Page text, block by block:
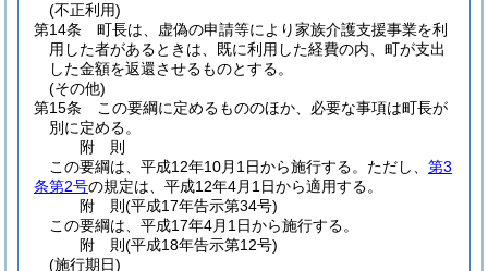
(不正利用)
第14条
町長は、虚偽の申請等により家族介護支援事業を利
用した者があるときは、既に利用した経費の内、町が支出
した金額を返還させるものとする。
(その他)
第15条
この要綱に定めるもののほか、必要な事項は町長が
別に定める。
附 則
この要綱は、平成12年10月1日から施行する。 ただし、 第3
条第2号の規定は、平成12年4月1日から適用する。
附 則(平成17年告示第34号)
この要綱は、平成17年4月1日から施行する。
附 則(平成18年告示第12号)
(施行期日)